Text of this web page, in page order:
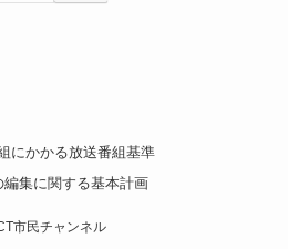
にかかる放送番組基準
編集に関する基本計画
市民チャンネル